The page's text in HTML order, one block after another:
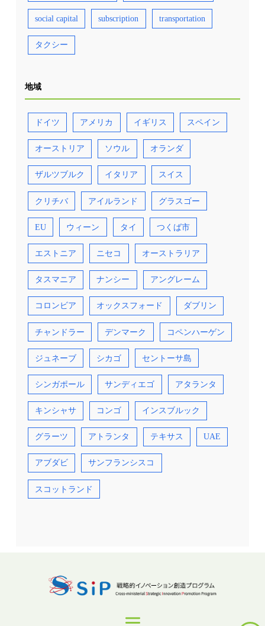
social capital subscription transportation
タクシー
地域
ドイツ アメリカ イギリス スペイン
オーストリア ソウル オランダ
ザルツブルク イタリア スイス
クリチバ アイルランド グラスゴー
EU ウィーン タイ つくば市
エストニア ニセコ オーストラリア
タスマニア ナンシー アングレーム
コロンビア オックスフォード ダブリン
チャンドラー デンマーク コペンハーゲン
ジュネーブ シカゴ セントーサ島
シンガポール サンディエゴ アタランタ
キンシャサ コンゴ インスブルック
グラーツ アトランタ テキサス UAE
アブダビ サンフランシスコ
スコットランド